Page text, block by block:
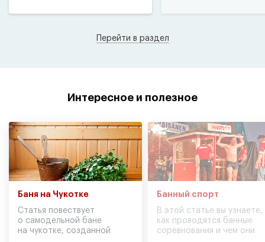
Перейти в раздел
Интересное и полезное
Баня на Чукотке
Статья повествует
о самодельной бане
на чукотке, созданной
Банный спорт
В этой статье вы узнаете,
как проводятся банные
соревнования и чем они